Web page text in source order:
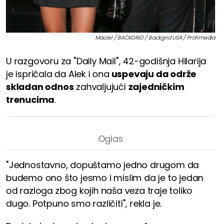
Maciel / BACKGRID / Backgrid USA / Profimedia
U razgovoru za "Daily Mail", 42-godišnja Hilarija
je ispričala da Alek i ona uspevaju da održe
skladan odnos zahvaljujući zajedničkim
trenucima.
"Jednostavno, dopuštamo jedno drugom da
budemo ono što jesmo i mislim da je to jedan
od razloga zbog kojih naša veza traje toliko
dugo. Potpuno smo različiti", rekla je.